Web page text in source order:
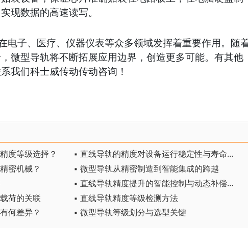
现数据的高速读写。
电子、医疗、仪器仪表等众多领域发挥着重要作用。随
微型导轨将不断拓展应用边界，创造更多可能。有其他
我们科士威传动传动咨询！
度等级选择？
▪ 直线导轨的精度对设备运行稳定性与寿命的影响
密机械？
▪ 微型导轨从精密制造到智能集成的跨越
▪ 直线导轨精度提升的智能控制与动态补偿技术
荷的关联
▪ 直线导轨精度等级检测方法
何差异？
▪ 微型导轨等级划分与选型关键